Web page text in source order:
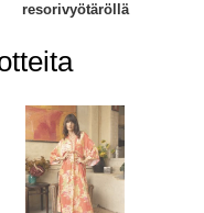
resorivyötäröllä